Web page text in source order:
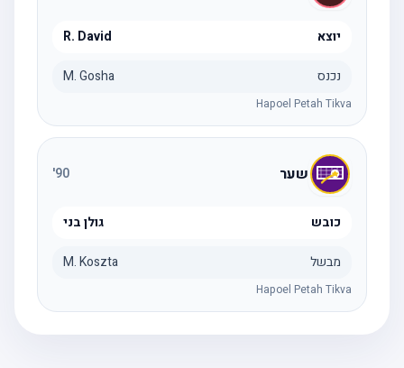
יוצא R. David
נכנס M. Gosha
Hapoel Petah Tikva
שער 90
'
כובש גולן בני
מבשל M. Koszta
Hapoel Petah Tikva